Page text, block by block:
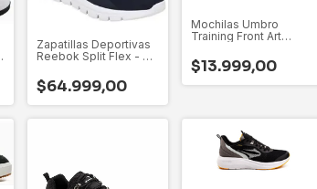
Zapatillas Deportivas
Reebok Split Flex - 40
$64.999,00
Mochilas Umbro
Training Front Art
$13.999,00